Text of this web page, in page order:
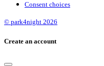
Consent choices
© park4night 2026
Create an account